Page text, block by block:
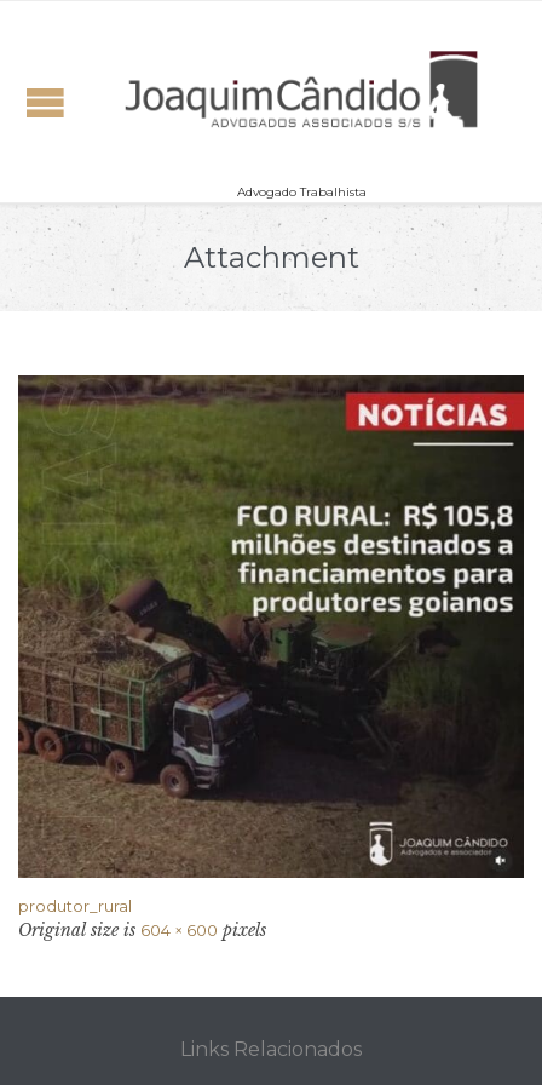
Advogado Trabalhista
Attachment
produtor_rural
Original size is 604 × 600 pixels
Links Relacionados